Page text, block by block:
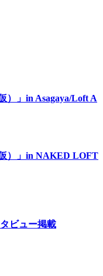
）」in Asagaya/Loft A
）」in NAKED LOFT
ビュー掲載